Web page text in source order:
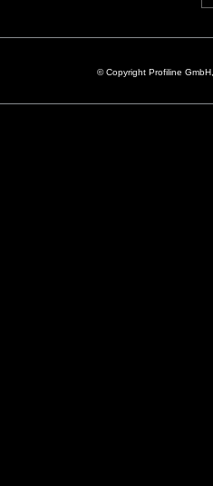
© Copyright Profiline